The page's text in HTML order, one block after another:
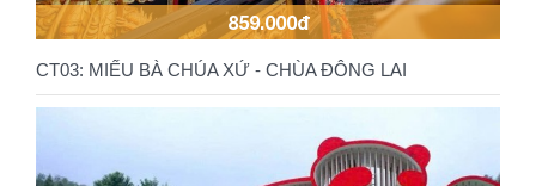
859.000đ
CT03: MIẾU BÀ CHÚA XỨ - CHÙA ĐÔNG LAI